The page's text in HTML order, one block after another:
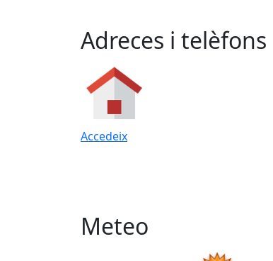
Adreces i telèfons
Accedeix
Meteo